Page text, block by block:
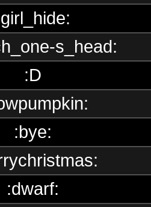
s_head:
:D
:bye:
:dwarf: